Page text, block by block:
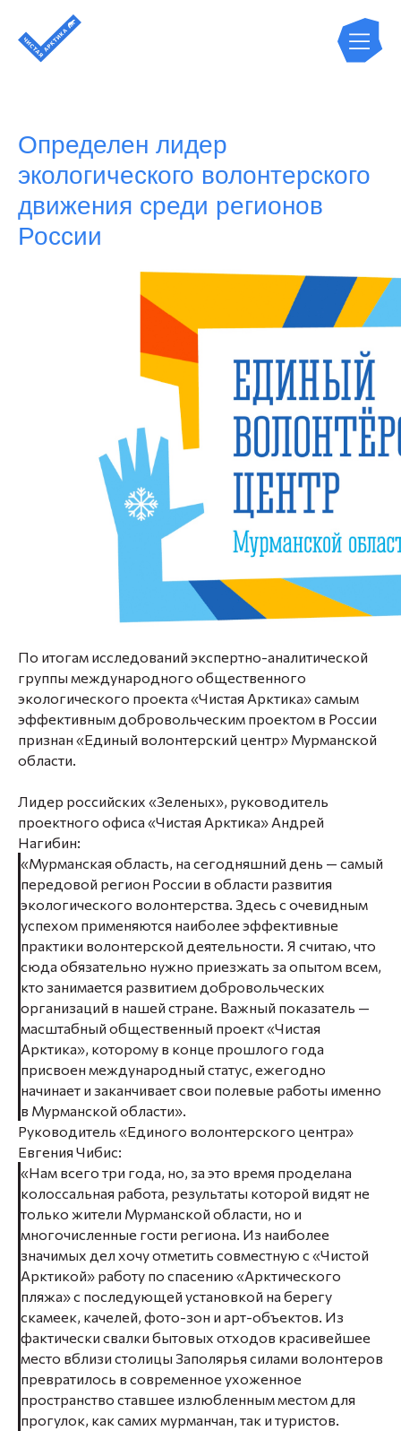
Определен лидер
экологического волонтерского
движения среди регионов
России
По итогам исследований экспертно-аналитической
группы международного общественного
экологического проекта «Чистая Арктика» самым
эффективным добровольческим проектом в России
признан «Единый волонтерский центр» Мурманской
области.
Лидер российских «Зеленых», руководитель
проектного офиса «Чистая Арктика» Андрей
Нагибин:
«Мурманская область, на сегодняшний день — самый
передовой регион России в области развития
экологического волонтерства. Здесь с очевидным
успехом применяются наиболее эффективные
практики волонтерской деятельности. Я считаю, что
сюда обязательно нужно приезжать за опытом всем,
кто занимается развитием добровольческих
организаций в нашей стране. Важный показатель —
масштабный общественный проект «Чистая
Арктика», которому в конце прошлого года
присвоен международный статус, ежегодно
начинает и заканчивает свои полевые работы именно
в Мурманской области».
Руководитель «Единого волонтерского центра»
Евгения Чибис:
«Нам всего три года, но, за это время проделана
колоссальная работа, результаты которой видят не
только жители Мурманской области, но и
многочисленные гости региона. Из наиболее
значимых дел хочу отметить совместную с «Чистой
Арктикой» работу по спасению «Арктического
пляжа» с последующей установкой на берегу
скамеек, качелей, фото-зон и арт-объектов. Из
фактически свалки бытовых отходов красивейшее
место вблизи столицы Заполярья силами волонтеров
превратилось в современное ухоженное
пространство ставшее излюбленным местом для
прогулок, как самих мурманчан, так и туристов.